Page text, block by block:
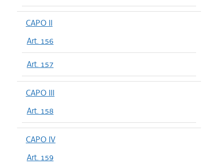
CAPO II
Art. 156
Art. 157
CAPO III
Art. 158
CAPO IV
Art. 159